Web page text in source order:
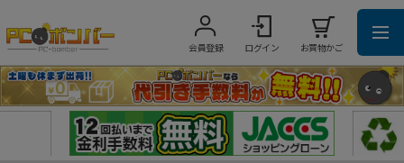
会員登録 ログイン お買物かご